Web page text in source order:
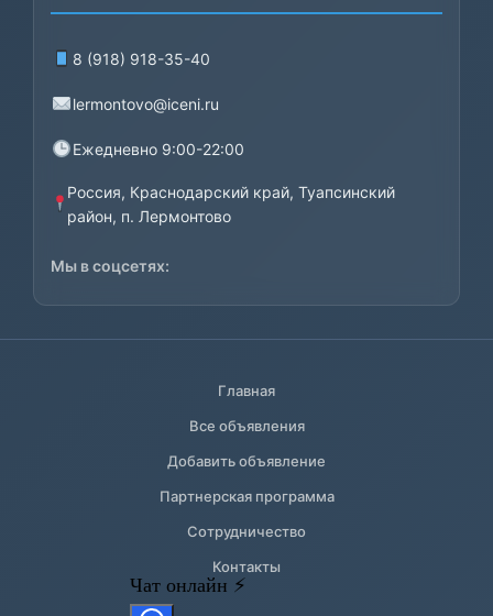
8 (918) 918-35-40
lermontovo@iceni.ru
Ежедневно 9:00-22:00
Россия, Краснодарский край, Туапсинский
район, п. Лермонтово
Мы в соцсетях:
Главная
Все объявления
Добавить объявление
Партнерская программа
Сотрудничество
Контакты